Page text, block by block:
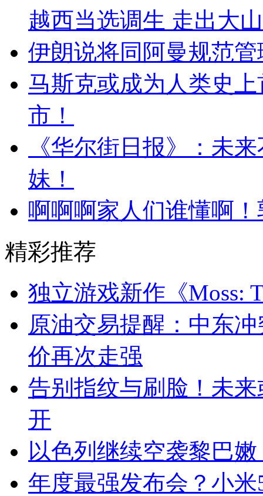
越西当选调生 走出大
伊朗说将同阿曼规范
马斯克或成为人类史
市！
《华尔街日报》：未
妹！
啊啊啊家人们谁懂啊
精彩推荐
独立游戏新作《Moss:
原油交易提醒：中东
价再次走强
告别指纹与刷脸！未
开
以色列继续空袭黎巴
年度最强发布会？小